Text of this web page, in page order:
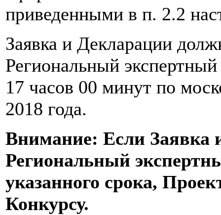
приведенными в п. 2.2
Заявка и Декларации
Региональный
17 часов 00 минут по
2018 года.
Внимание: Если Заявка
Региональный
указанного срока,
Конкурсу.